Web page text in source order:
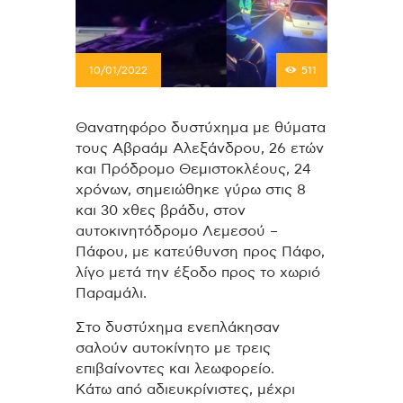
10/01/2022 511
Θανατηφόρο δυστύχημα με θύματα
τους Αβραάμ Αλεξάνδρου, 26 ετών
και Πρόδρομο Θεμιστοκλέους, 24
χρόνων, σημειώθηκε γύρω στις 8
και 30 χθες βράδυ, στον
αυτοκινητόδρομο Λεμεσού –
Πάφου, με κατεύθυνση προς Πάφο,
λίγο μετά την έξοδο προς το χωριό
Παραμάλι.
Στο δυστύχημα ενεπλάκησαν
σαλούν αυτοκίνητο με τρεις
επιβαίνοντες και λεωφορείο.
Κάτω από αδιευκρίνιστες, μέχρι